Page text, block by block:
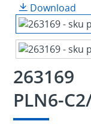
Download
263169
PLN6-